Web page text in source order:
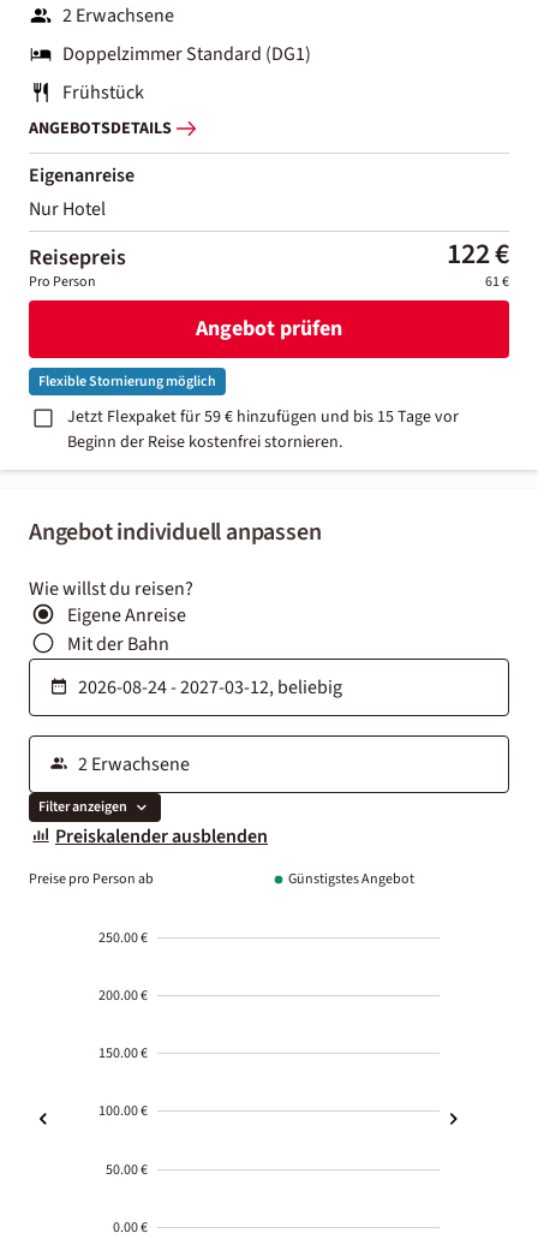
Angebot individuell anpassen
Wie willst du reisen?
Eigene Anreise
Mit der Bahn
Filter anzeigen
Preiskalender ausblenden
Preise pro Person ab Günstigstes Angebot
250.00 €
200.00 €
150.00 €
100.00 €
50.00 €
0.00 €
2 Erwachsene
Doppelzimmer Standard (DG1)
Frühstück
ANGEBOTSDETAILS
Eigenanreise
Nur Hotel
Reisepreis 122 €
Pro Person 61 €
Angebot prüfen
Flexible Stornierung möglich
Jetzt Flexpaket für 59 € hinzufügen und bis 15 Tage vor
Beginn der Reise kostenfrei stornieren.